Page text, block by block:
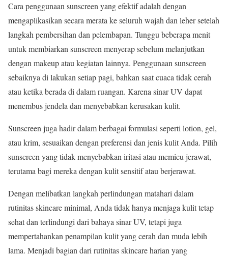
Cara penggunaan sunscreen yang efektif adalah dengan
mengaplikasikan secara merata ke seluruh wajah dan leher setelah
langkah pembersihan dan pelembapan. Tunggu beberapa menit
untuk membiarkan sunscreen menyerap sebelum melanjutkan
dengan makeup atau kegiatan lainnya. Penggunaan sunscreen
sebaiknya di lakukan setiap pagi, bahkan saat cuaca tidak cerah
atau ketika berada di dalam ruangan. Karena sinar UV dapat
menembus jendela dan menyebabkan kerusakan kulit.
Sunscreen juga hadir dalam berbagai formulasi seperti lotion, gel,
atau krim, sesuaikan dengan preferensi dan jenis kulit Anda. Pilih
sunscreen yang tidak menyebabkan iritasi atau memicu jerawat,
terutama bagi mereka dengan kulit sensitif atau berjerawat.
Dengan melibatkan langkah perlindungan matahari dalam
rutinitas skincare minimal, Anda tidak hanya menjaga kulit tetap
sehat dan terlindungi dari bahaya sinar UV, tetapi juga
mempertahankan penampilan kulit yang cerah dan muda lebih
lama. Menjadi bagian dari rutinitas skincare harian yang